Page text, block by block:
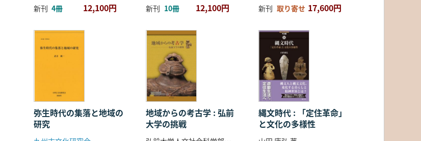
新刊 4冊 12,100円
新刊 10冊 12,100円
新刊 取り寄せ 17,600円
弥生時代の集落と地域の
研究
地域からの考古学 : 弘前
大学の挑戦
縄文時代 : 「定住革命」
と文化の多様性